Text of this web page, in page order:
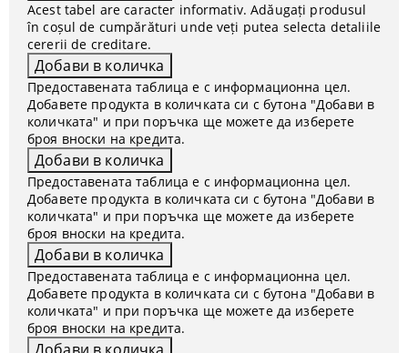
Acest tabel are caracter informativ. Adăugați produsul
în coșul de cumpărături unde veți putea selecta detaliile
cererii de creditare.
Предоставената таблица е с информационна цел.
Добавете продукта в количката си с бутона "Добави в
количката" и при поръчка ще можете да изберете
броя вноски на кредита.
Предоставената таблица е с информационна цел.
Добавете продукта в количката си с бутона "Добави в
количката" и при поръчка ще можете да изберете
броя вноски на кредита.
Предоставената таблица е с информационна цел.
Добавете продукта в количката си с бутона "Добави в
количката" и при поръчка ще можете да изберете
броя вноски на кредита.